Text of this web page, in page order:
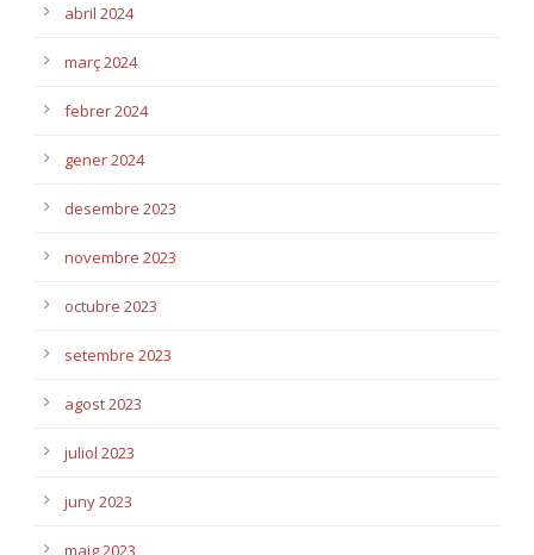
abril 2024
març 2024
febrer 2024
gener 2024
desembre 2023
novembre 2023
octubre 2023
setembre 2023
agost 2023
juliol 2023
juny 2023
maig 2023